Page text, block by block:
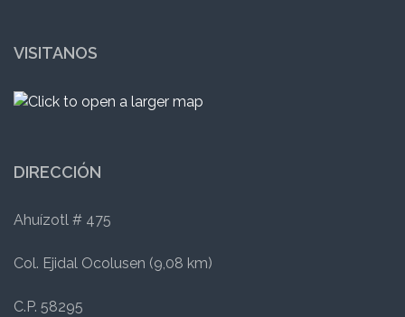
VISITANOS
DIRECCIÓN
Ahuízotl # 475
Col. Ejidal Ocolusen (9,08 km)
C.P. 58295